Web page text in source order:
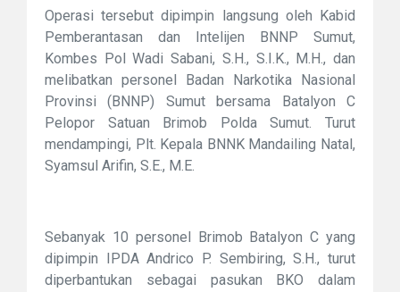
Operasi tersebut dipimpin langsung oleh Kabid
Pemberantasan dan Intelijen BNNP Sumut,
Kombes Pol Wadi Sabani, S.H., S.I.K., M.H., dan
melibatkan personel Badan Narkotika Nasional
Provinsi (BNNP) Sumut bersama Batalyon C
Pelopor Satuan Brimob Polda Sumut. Turut
mendampingi, Plt. Kepala BNNK Mandailing Natal,
Syamsul Arifin, S.E., M.E.
Sebanyak 10 personel Brimob Batalyon C yang
dipimpin IPDA Andrico P. Sembiring, S.H., turut
diperbantukan sebagai pasukan BKO dalam